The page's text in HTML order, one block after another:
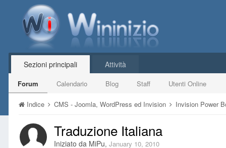
Sezioni principali
Forum Calendario Blog Staff Utenti Online
Attività
Indice CMS - Joomla, WordPress ed Invision Invision Power
Traduzione Italiana
Iniziato da MiPu, January 10, 2010